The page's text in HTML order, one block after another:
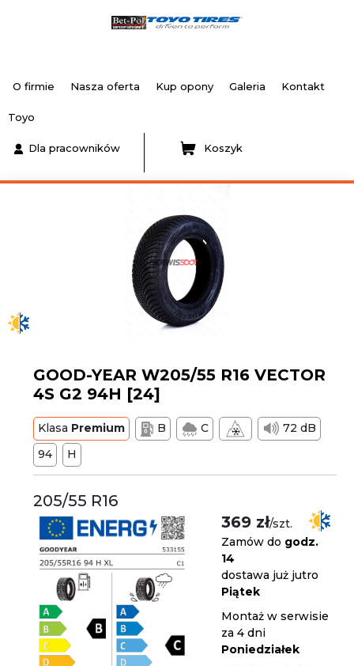
O firmie Nasza oferta Kup opony Galeria Kontakt
Toyo
Dla pracowników Koszyk
GOOD-YEAR W205/55 R16 VECTOR
4S G2 94H [24]
Klasa Premium B C
72 dB
94
H
205/55 R16
369 zł/szt.
Zamów do godz.
14
dostawa już jutro
Piątek
Montaż w serwisie
za 4 dni
Poniedziałek